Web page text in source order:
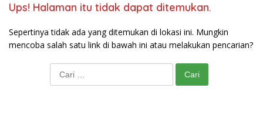
Ups! Halaman itu tidak dapat ditemukan.
Sepertinya tidak ada yang ditemukan di lokasi ini. Mungkin
mencoba salah satu link di bawah ini atau melakukan pencarian?